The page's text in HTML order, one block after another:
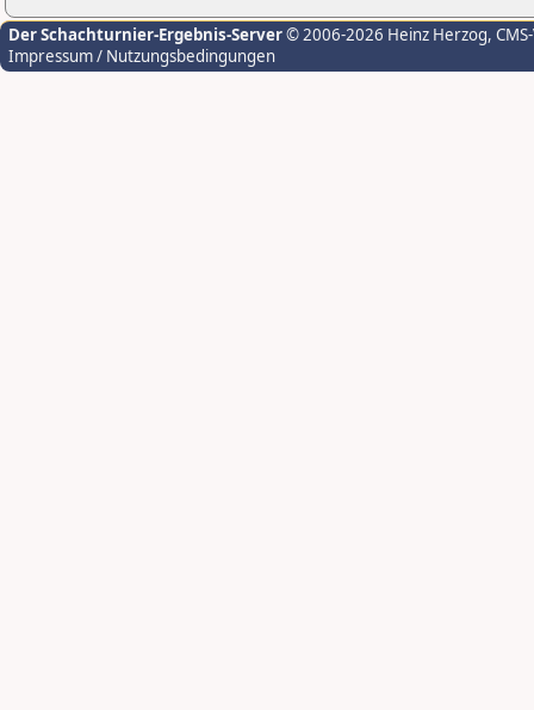
Der Schachturnier-Ergebnis-Server© 2006-2026 Heinz Herzog,
Impressum / Nutzungsbedingungen